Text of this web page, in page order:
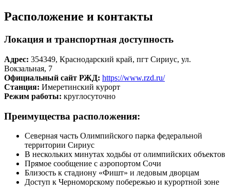
Расположение и контакты
Локация и транспортная доступность
Адрес: 354349, Краснодарский край, пгт Сириус, ул.
Вокзальная, 7
Официальный сайт РЖД: https://www.rzd.ru/
Станция: Имеретинский курорт
Режим работы: круглосуточно
Преимущества расположения:
Северная часть Олимпийского парка федеральной
территории Сириус
В нескольких минутах ходьбы от олимпийских объектов
Прямое сообщение с аэропортом Сочи
Близость к стадиону «Фишт» и ледовым дворцам
Доступ к Черноморскому побережью и курортной зоне